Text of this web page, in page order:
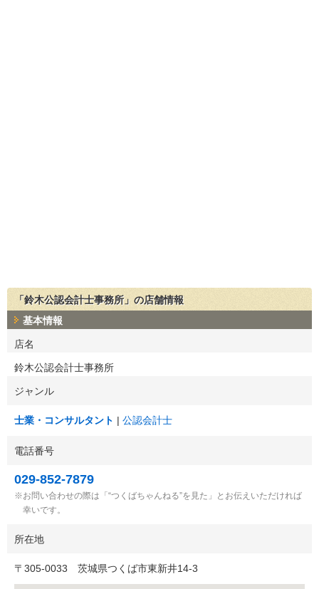
「鈴木公認会計士事務所」の店舗情報
基本情報
店名
鈴木公認会計士事務所
ジャンル
士業・コンサルタント 公認会計士
電話番号
029-852-7879
お問い合わせの際は「“つくばちゃんねる”を見た」とお伝えいただければ
幸いです。
所在地
〒 305-0033 茨城県つくば市東新井14-3